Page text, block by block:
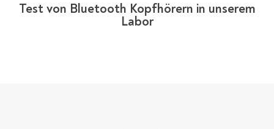
Test von Bluetooth Kopfhörern in unserem
Labor